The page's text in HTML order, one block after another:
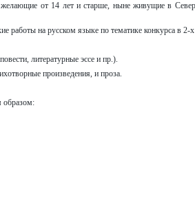
желающие от 14 лет и старше, ныне живущие в
работы на русском языке по тематике конкурса в 2-
литературные эссе и пр.).
произведения, и проза.
образом: